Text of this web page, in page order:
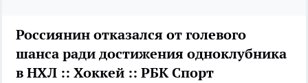
Россиянин отказался от голевого
шанса ради достижения одноклубника
в НХЛ :: Хоккей :: РБК Спорт